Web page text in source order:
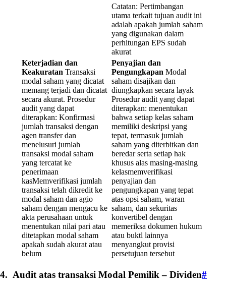
Catatan: Pertimbangan
utama terkait tujuan audit ini
adalah apakah jumlah saham
yang digunakan dalam
perhitungan EPS sudah
akurat
Keterjadian dan
Keakuratan Transaksi
modal saham yang dicatat
memang terjadi dan dicatat
secara akurat. Prosedur
audit yang dapat
diterapkan: Konfirmasi
jumlah transaksi dengan
agen transfer dan
menelusuri jumlah
transaksi modal saham
yang tercatat ke
penerimaan
kasMemverifikasi jumlah
transaksi telah dikredit ke
modal saham dan agio
saham dengan mengacu ke
akta perusahaan untuk
menentukan nilai pari atau
ditetapkan modal saham
apakah sudah akurat atau
belum
Penyajian dan
Pengungkapan Modal
saham disajikan dan
diungkapkan secara layak
Prosedur audit yang dapat
diterapkan: menentukan
bahwa setiap kelas saham
memiliki deskripsi yang
tepat, termasuk jumlah
saham yang diterbitkan dan
beredar serta setiap hak
khusus alas masing-masing
kelasmemverifikasi
penyajian dan
pengungkapan yang tepat
atas opsi saham, waran
saham, dan sekuritas
konvertibel dengan
memeriksa dokumen hukum
atau buktl lainnya
menyangkut provisi
persetujuan tersebut
4. Audit atas transaksi Modal Pemilik – Dividen#